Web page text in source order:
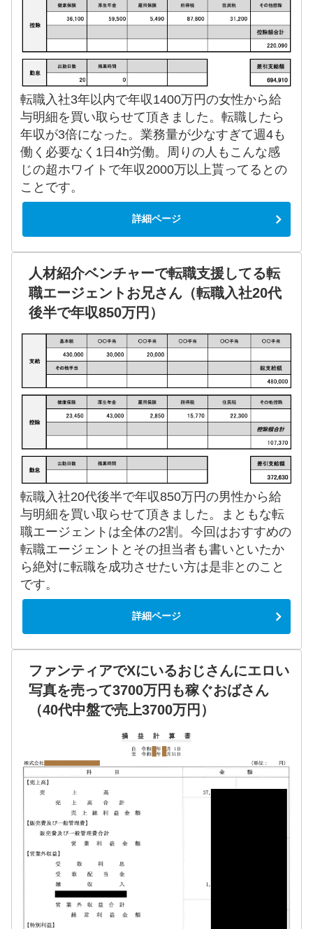
転職入社3年以内で年収1400万円の女性から給
与明細を買い取らせて頂きました。転職したら
年収が3倍になった。業務量が少なすぎて週4も
働く必要なく1日4h労働。周りの人もこんな感
じの超ホワイトで年収2000万以上貰ってるとの
ことです。
詳細ページ
人材紹介ベンチャーで転職支援してる転
職エージェントお兄さん（転職入社20代
後半で年収850万円）
転職入社20代後半で年収850万円の男性から給
与明細を買い取らせて頂きました。まともな転
職エージェントは全体の2割。今回はおすすめの
転職エージェントとその担当者も書いといたか
ら絶対に転職を成功させたい方は是非とのこと
です。
詳細ページ
ファンティアでXにいるおじさんにエロい
写真を売って3700万円も稼ぐおばさん
（40代中盤で売上3700万円）